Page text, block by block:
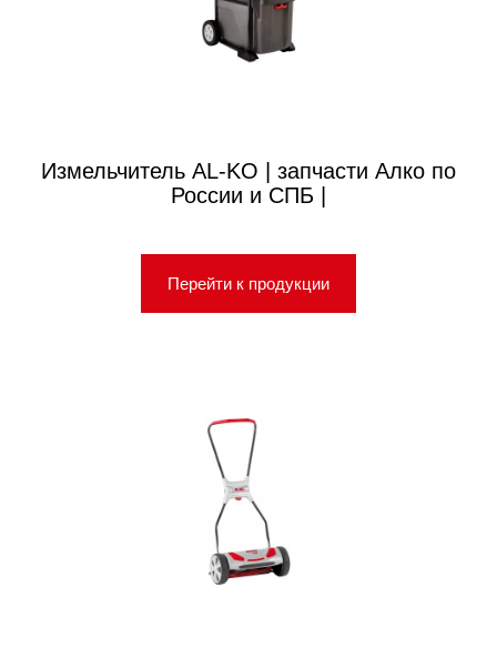
Измельчитель AL-KO | запчасти Алко по
России и СПБ |
Перейти к продукции